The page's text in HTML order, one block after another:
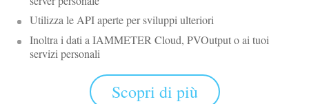
Utilizza le API aperte per sviluppi ulteriori
Inoltra i dati a IAMMETER Cloud, PVOutput o ai tuoi
servizi personali
Scopri di più